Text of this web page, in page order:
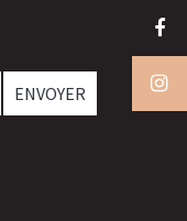
ENVOYER